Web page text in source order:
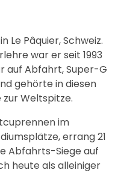
Le Pâquier, Schweiz.
war er seit 1993
auf Abfahrt, Super-G
gehörte in diesen
Weltspitze.
im
errang 21
Abfahrts-Siege auf
heute als alleiniger